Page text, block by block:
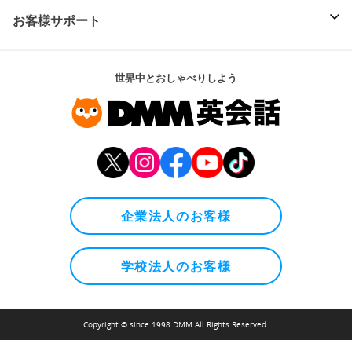
お客様サポート
世界中とおしゃべりしよう
企業法人のお客様
学校法人のお客様
Copyright © since 1998 DMM All Rights Reserved.